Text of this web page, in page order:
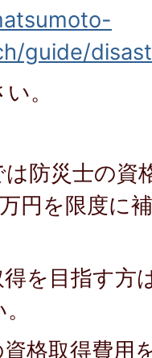
guide/
。
防災士の資
円を限度に
を目指す方
資格取得費用